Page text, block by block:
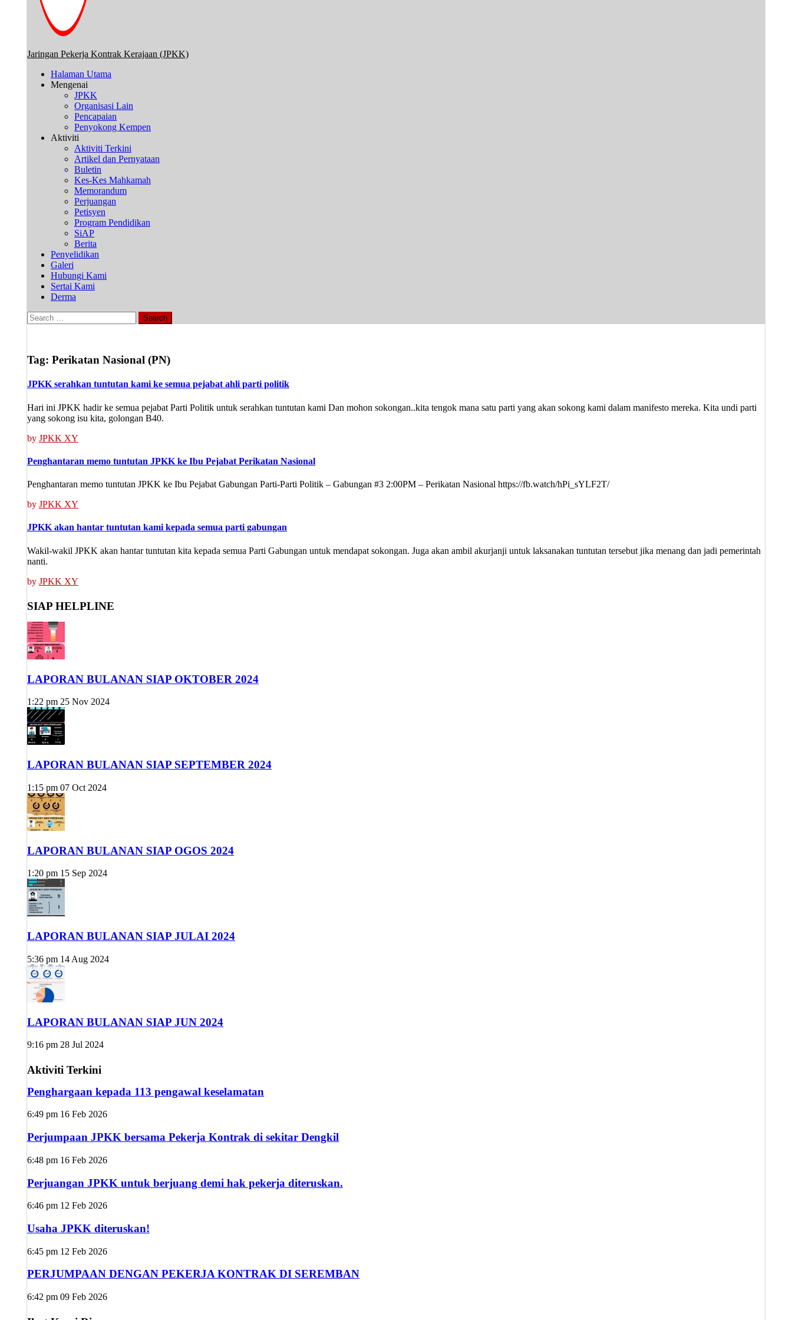
Jaringan Pekerja Kontrak Kerajaan (JPKK)
Halaman Utama
Mengenai
JPKK
Organisasi Lain
Pencapaian
Penyokong Kempen
Aktiviti
Aktiviti Terkini
Artikel dan Pernyataan
Buletin
Kes-Kes Mahkamah
Memorandum
Perjuangan
Petisyen
Program Pendidikan
SiAP
Berita
Penyelidikan
Galeri
Hubungi Kami
Sertai Kami
Derma
Search
for:
Tag: Perikatan Nasional (PN)
JPKK serahkan tuntutan kami ke semua pejabat ahli parti politik
Hari ini JPKK hadir ke semua pejabat Parti Politik untuk serahkan tuntutan kami Dan mohon sokongan..kita tengok mana satu parti yang akan sokong kami dalam manifesto mereka. Kita undi parti
yang sokong isu kita, golongan B40.
by JPKK XY
Penghantaran memo tuntutan JPKK ke Ibu Pejabat Perikatan Nasional
Penghantaran memo tuntutan JPKK ke Ibu Pejabat Gabungan Parti-Parti Politik – Gabungan #3 2:00PM – Perikatan Nasional https://fb.watch/hPi_sYLF2T/
by JPKK XY
JPKK akan hantar tuntutan kami kepada semua parti gabungan
Wakil-wakil JPKK akan hantar tuntutan kita kepada semua Parti Gabungan untuk mendapat sokongan. Juga akan ambil akurjanji untuk laksanakan tuntutan tersebut jika menang dan jadi pemerintah
nanti.
by JPKK XY
SIAP HELPLINE
LAPORAN BULANAN SIAP OKTOBER 2024
1:22 pm 25 Nov 2024
LAPORAN BULANAN SIAP SEPTEMBER 2024
1:15 pm 07 Oct 2024
LAPORAN BULANAN SIAP OGOS 2024
1:20 pm 15 Sep 2024
LAPORAN BULANAN SIAP JULAI 2024
5:36 pm 14 Aug 2024
LAPORAN BULANAN SIAP JUN 2024
9:16 pm 28 Jul 2024
Aktiviti Terkini
Penghargaan kepada 113 pengawal keselamatan
6:49 pm 16 Feb 2026
Perjumpaan JPKK bersama Pekerja Kontrak di sekitar Dengkil
6:48 pm 16 Feb 2026
Perjuangan JPKK untuk berjuang demi hak pekerja diteruskan.
6:46 pm 12 Feb 2026
Usaha JPKK diteruskan!
6:45 pm 12 Feb 2026
PERJUMPAAN DENGAN PEKERJA KONTRAK DI SEREMBAN
6:42 pm 09 Feb 2026